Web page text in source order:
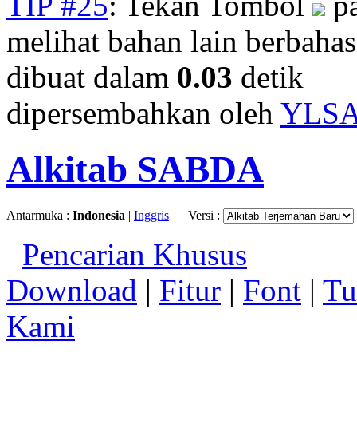
melihat bahan lain
dibuat dalam 0.03 detik
dipersembahkan oleh
Alkitab SABDA
Antarmuka : Indonesia | Inggris Versi :
Pencarian Khusus
Download | Fitur | Font |
Kami